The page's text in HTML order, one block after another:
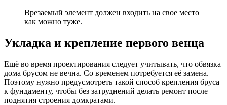
Врезаемый элемент должен входить на свое место
как можно туже.
Укладка и крепление первого венца
Ещё во время проектирования следует учитывать, что обвязка
дома брусом не вечна. Со временем потребуется её замена.
Поэтому нужно предусмотреть такой способ крепления бруса
к фундаменту, чтобы без затруднений делать ремонт после
поднятия строения домкратами.